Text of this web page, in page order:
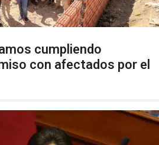
cumpliendo
con afectados por el